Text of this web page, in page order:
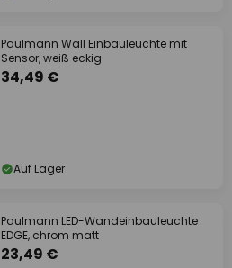
Paulmann Wall Einbauleuchte mit
Sensor, weiß eckig
34,49 €
Auf Lager
Paulmann LED-Wandeinbauleuchte
EDGE, chrom matt
23,49 €